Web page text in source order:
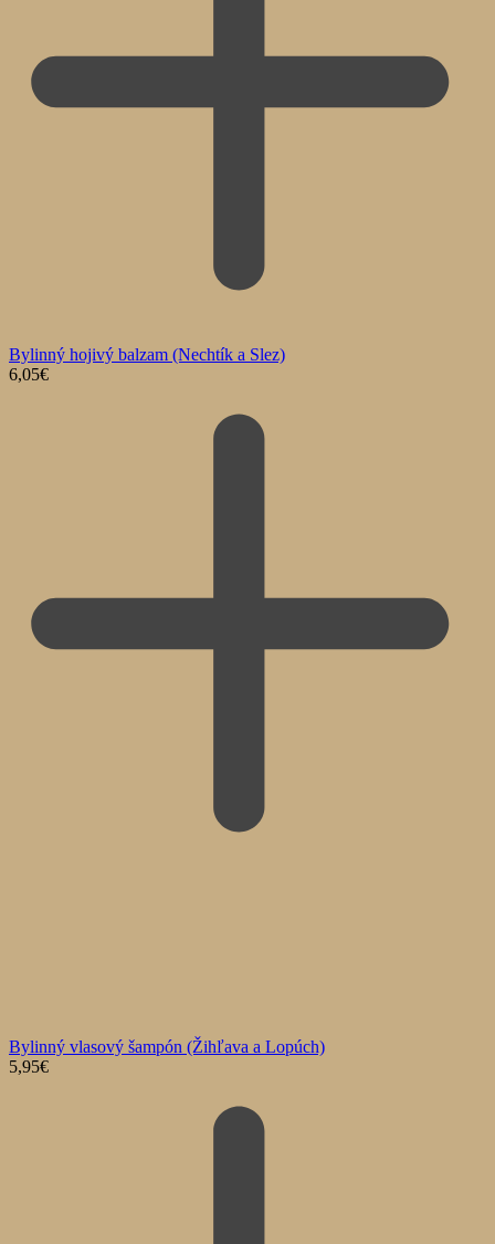
Bylinný hojivý balzam (Nechtík a Slez)
6,05€
Bylinný vlasový šampón (Žihľava a Lopúch)
5,95€